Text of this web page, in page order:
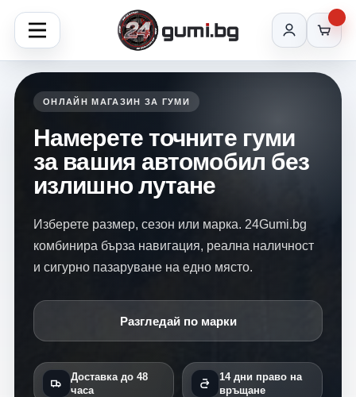
ОНЛАЙН МАГАЗИН ЗА ГУМИ
Намерете точните гуми
за вашия автомобил без
излишно лутане
Изберете размер, сезон или марка. 24Gumi.bg
комбинира бърза навигация, реална наличност
и сигурно пазаруване на едно място.
Разгледай по марки
Доставка до 48
часа
14 дни право на
връщане